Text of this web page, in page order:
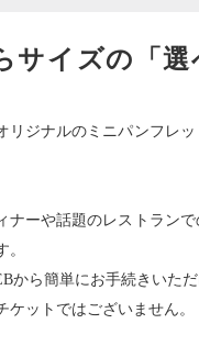
サイズの「選
リジナルのミニパンフレ
ナーや話題のレストラン
。
から簡単にお手続きいただ
ットではございません。